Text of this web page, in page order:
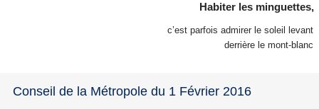
Habiter les minguettes,
c’est parfois admirer le soleil levant
derrière le mont-blanc
Conseil de la Métropole du 1 Février 2016